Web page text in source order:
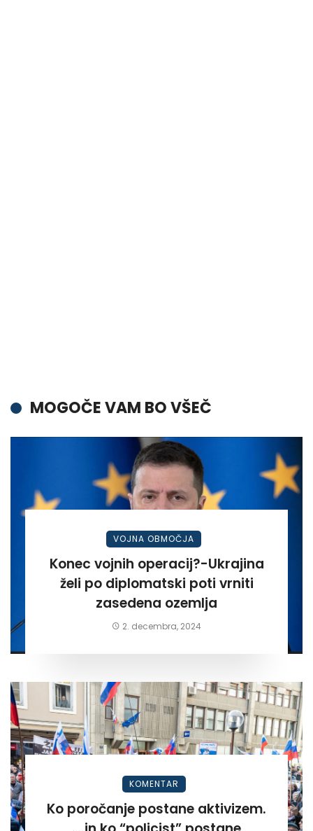
MOGOČE VAM BO VŠEČ
VOJNA OBMOČJA
Konec vojnih operacij?-Ukrajina
želi po diplomatski poti vrniti
zasedena ozemlja
2. decembra, 2024
KOMENTAR
Ko poročanje postane aktivizem.